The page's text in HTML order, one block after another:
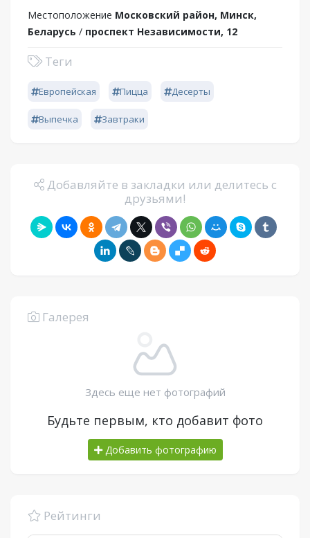
Местоположение Московский район, Минск,
Беларусь / проспект Независимости, 12
Теги
Европейская Пицца Десерты
Выпечка Завтраки
Добавляйте в закладки или делитесь с
друзьями!
Галерея
Здесь еще нет фотографий
Будьте первым, кто добавит фото
Добавить фотографию
Рейтинги